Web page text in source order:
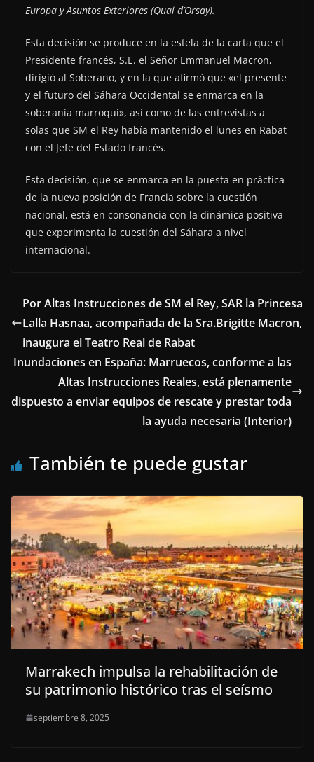
Europa y Asuntos Exteriores (Quai d’Orsay).
Esta decisión se produce en la estela de la carta que el
Presidente francés, S.E. el Señor Emmanuel Macron,
dirigió al Soberano, y en la que afirmó que «el presente
y el futuro del Sáhara Occidental se enmarca en la
soberanía marroquí», así como de las entrevistas a
solas que SM el Rey había mantenido el lunes en Rabat
con el Jefe del Estado francés.
Esta decisión, que se enmarca en la puesta en práctica
de la nueva posición de Francia sobre la cuestión
nacional, está en consonancia con la dinámica positiva
que experimenta la cuestión del Sáhara a nivel
internacional.
Por Altas Instrucciones de SM el Rey, SAR la Princesa
Lalla Hasnaa, acompañada de la Sra.Brigitte Macron,
inaugura el Teatro Real de Rabat
Inundaciones en España: Marruecos, conforme a las
Altas Instrucciones Reales, está plenamente
dispuesto a enviar equipos de rescate y prestar toda
la ayuda necesaria (Interior)
También te puede gustar
Marrakech impulsa la rehabilitación de
su patrimonio histórico tras el seísmo
septiembre 8, 2025